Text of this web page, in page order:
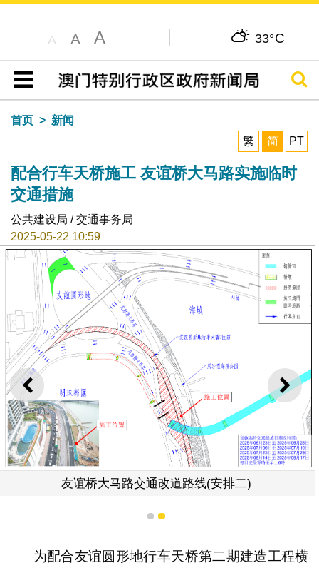
A A A 33°C
目录
搜寻
首页
新闻
繁
简 PT
配合行车天桥施工 友谊桥大马路实施临时
交通措施
公共建设局 / 交通事务局
2025-05-22 10:59
上一则 下一
友谊桥大马路交通改道路线(安排二)
1 2
为配合友谊圆形地行车天桥第二期建造工程横